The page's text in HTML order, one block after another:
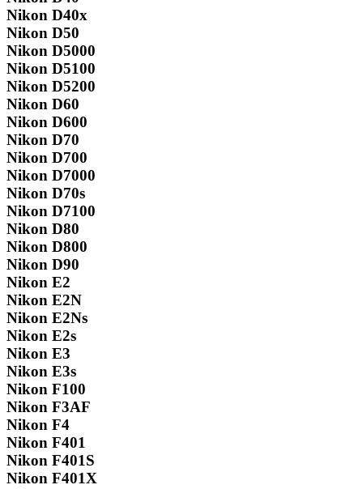
Nikon D40x
Nikon D50
Nikon D5000
Nikon D5100
Nikon D5200
Nikon D60
Nikon D600
Nikon D70
Nikon D700
Nikon D7000
Nikon D70s
Nikon D7100
Nikon D80
Nikon D800
Nikon D90
Nikon E2
Nikon E2N
Nikon E2Ns
Nikon E2s
Nikon E3
Nikon E3s
Nikon F100
Nikon F3AF
Nikon F4
Nikon F401
Nikon F401S
Nikon F401X